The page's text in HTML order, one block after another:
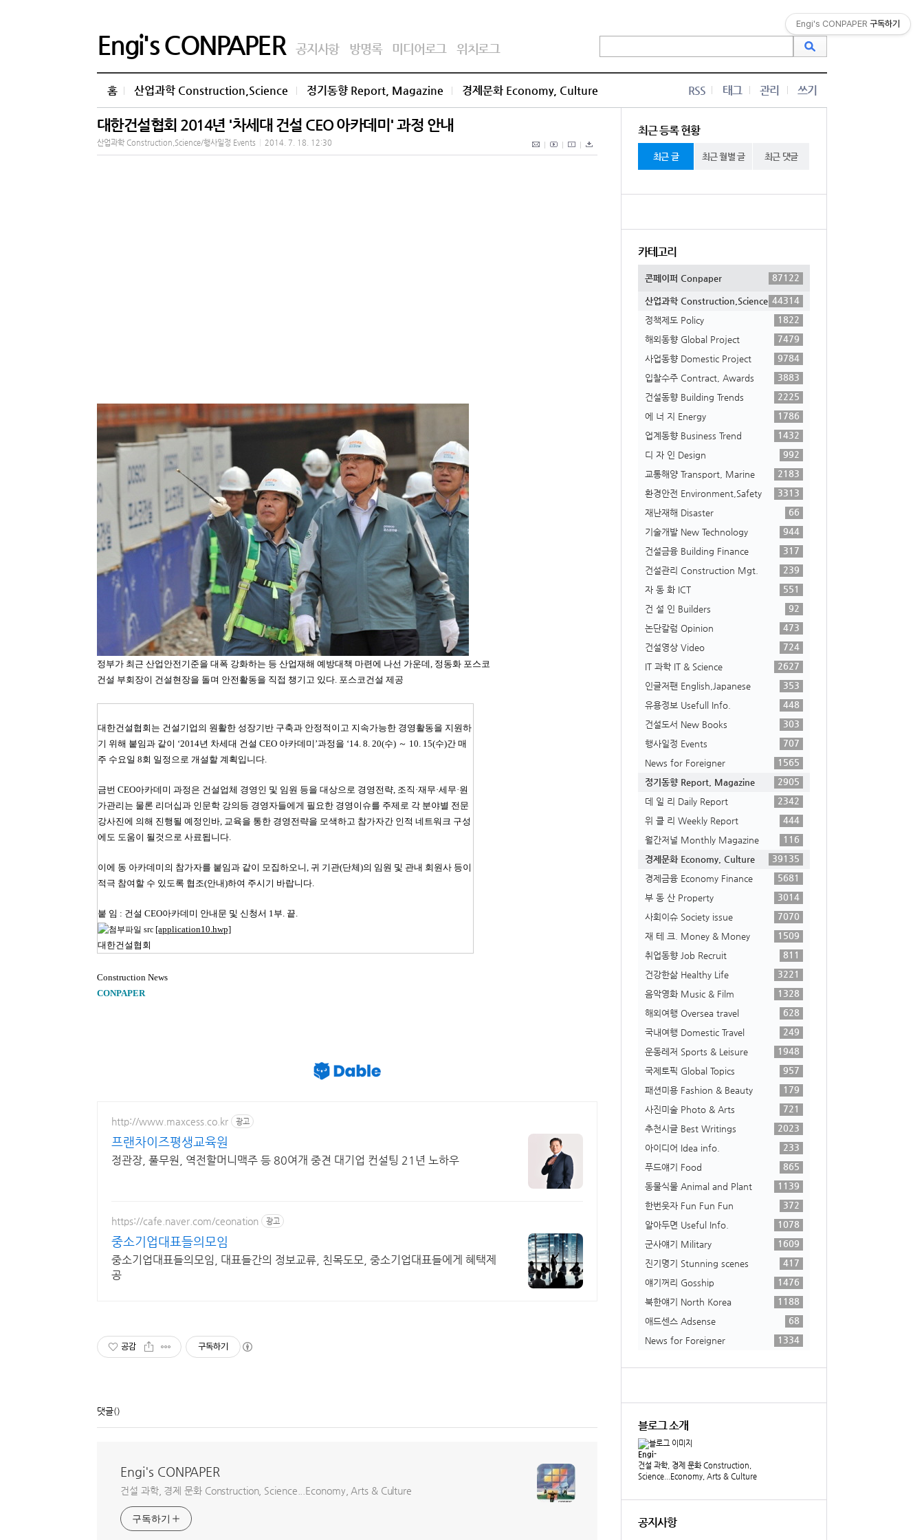
Engi's CONPAPER 공지사항 방명록 미디어로그 위치로그
홈 산업과학 Construction,Science 정기동향 Report, Magazine 경제문화 Economy, Culture RSS 태그 관리 쓰기
대한건설협회 2014년 '차세대 건설 CEO 아카데미' 과정 안내
산업과학 Construction,Science/행사일정 Events 2014. 7. 18. 12:30
정부가 최근 산업안전기준을 대폭 강화하는 등 산업재해 예방대책 마련에 나선 가운데, 정동화 포스코
건설 부회장이 건설현장을 돌며 안전활동을 직접 챙기고 있다. 포스코건설 제공
대한건설협회는 건설기업의 원활한 성장기반 구축과 안정적이고 지속가능한 경영활동을 지원하
기 위해 붙임과 같이 ‘2014년 차세대 건설 CEO 아카데미’과정을 ‘14. 8. 20(수) ～ 10. 15(수)간 매
주 수요일 8회 일정으로 개설할 계획입니다.
금번 CEO아카데미 과정은 건설업체 경영인 및 임원 등을 대상으로 경영전략, 조직·재무·세무·원
가관리는 물론 리더십과 인문학 강의등 경영자들에게 필요한 경영이슈를 주제로 각 분야별 전문
강사진에 의해 진행될 예정인바, 교육을 통한 경영전략을 모색하고 참가자간 인적 네트워크 구성
에도 도움이 될것으로 사료됩니다.
이에 동 아카데미의 참가자를 붙임과 같이 모집하오니, 귀 기관(단체)의 임원 및 관내 회원사 등이
적극 참여할 수 있도록 협조(안내)하여 주시기 바랍니다.
붙 임 : 건설 CEO아카데미 안내문 및 신청서 1부. 끝.
[application10.hwp]
대한건설협회
Construction News
CONPAPER
http://www.maxcess.co.kr 광고
프랜차이즈평생교육원
정관장, 풀무원, 역전할머니맥주 등 80여개 중견 대기업 컨설팅 21년 노하우
https://cafe.naver.com/ceonation 광고
중소기업대표들의모임
중소기업대표들의모임, 대표들간의 정보교류, 친목도모, 중소기업대표들에게 혜택제
공
공감 구독하기
댓글()
Engi's CONPAPER
건설 과학, 경제 문화 Construction, Science...Economy, Arts & Culture
구독하기
최근 등록 현황
최근 글 최근 월별 글 최근 댓글
카테고리
콘페이퍼 Conpaper 87122
산업과학 Construction,Science 44314
정책제도 Policy
1822
해외동향 Global Project
7479
사업동향 Domestic Project
9784
입찰수주 Contract, Awards
3883
건설동향 Building Trends
2225
에 너 지 Energy
1786
업계동향 Business Trend
1432
디 자 인 Design
992
교통해양 Transport, Marine
2183
환경안전 Environment,Safety
3313
재난재해 Disaster
66
기술개발 New Technology
944
건설금융 Building Finance
317
건설관리 Construction Mgt.
239
자 동 화 ICT
551
건 설 인 Builders
92
논단칼럼 Opinion
473
건설영상 Video
724
IT 과학 IT & Science
2627
인글저팬 English,Japanese
353
유용정보 Usefull Info.
448
건설도서 New Books
303
행사일정 Events
707
News for Foreigner
1565
정기동향 Report, Magazine
2905
데 일 리 Daily Report
2342
위 클 리 Weekly Report
444
월간저널 Monthly Magazine
116
경제문화 Economy, Culture
39135
경제금융 Economy Finance
5681
부 동 산 Property
3014
사회이슈 Society issue
7070
재 테 크. Money & Money
1509
취업동향 Job Recruit
811
건강한삶 Healthy Life
3221
음악영화 Music & Film
1328
해외여행 Oversea travel
628
국내여행 Domestic Travel
249
운동레저 Sports & Leisure
1948
국제토픽 Global Topics
957
패션미용 Fashion & Beauty
179
사진미술 Photo & Arts
721
추천시글 Best Writings
2023
아이디어 Idea info.
233
푸드얘기 Food
865
동물식물 Animal and Plant
1139
한번웃자 Fun Fun Fun
372
알아두면 Useful Info.
1078
군사얘기 Military
1609
진기명기 Stunning scenes
417
얘기꺼리 Gosship
1476
북한얘기 North Korea
1188
애드센스 Adsense
68
News for Foreigner
1334
블로그 소개
Engi-
건설 과학, 경제 문화 Construction,
Science...Economy, Arts & Culture
공지사항
Engi's CONPAPER 구독하기